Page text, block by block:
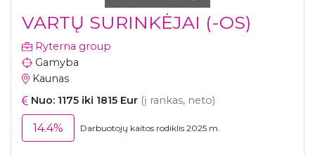
VARTŲ SURINKĖJAI (-OS)
Ryterna group
Gamyba
Kaunas
Nuo: 1175 iki 1815 Eur (į rankas, neto)
14.4% Darbuotojų kaitos rodiklis 2025 m.